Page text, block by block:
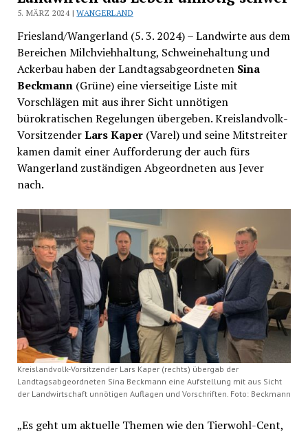
5. MÄRZ 2024 |WANGERLAND
Friesland/Wangerland (5. 3. 2024) – Landwirte aus dem
Bereichen Milchviehhaltung, Schweinehaltung und
Ackerbau haben der Landtagsabgeordneten Sina
Beckmann(Grüne) eine vierseitige Liste mit
Vorschlägen mit aus ihrer Sicht unnötigen
bürokratischen Regelungen übergeben. Kreislandvolk-
VorsitzenderLars Kaper (Varel) und seine Mitstreiter
kamen damit einer Aufforderung der auch fürs
Wangerland zuständigen Abgeordneten aus Jever
nach.
Kreislandvolk-Vorsitzender Lars Kaper (rechts) übergab der
Landtagsabgeordneten Sina Beckmann eine Aufstellung mit aus Sicht
der Landwirtschaft unnötigen Auflagen und Vorschriften. Foto: Beckmann
„Es geht um aktuelle Themen wie den Tierwohl-Cent,